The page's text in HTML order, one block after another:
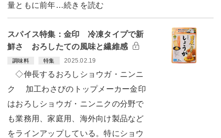
量ともに前年…続きを読む
スパイス特集：金印 冷凍タイプで新
鮮さ おろしたての風味と繊維感
調味料 特集 2025.02.19
◇伸長するおろしショウガ・ニンニ
ク 加工わさびのトップメーカー金印
はおろしショウガ・ニンニクの分野で
も業務用、家庭用、海外向け製品など
をラインアップしている。特にショウ